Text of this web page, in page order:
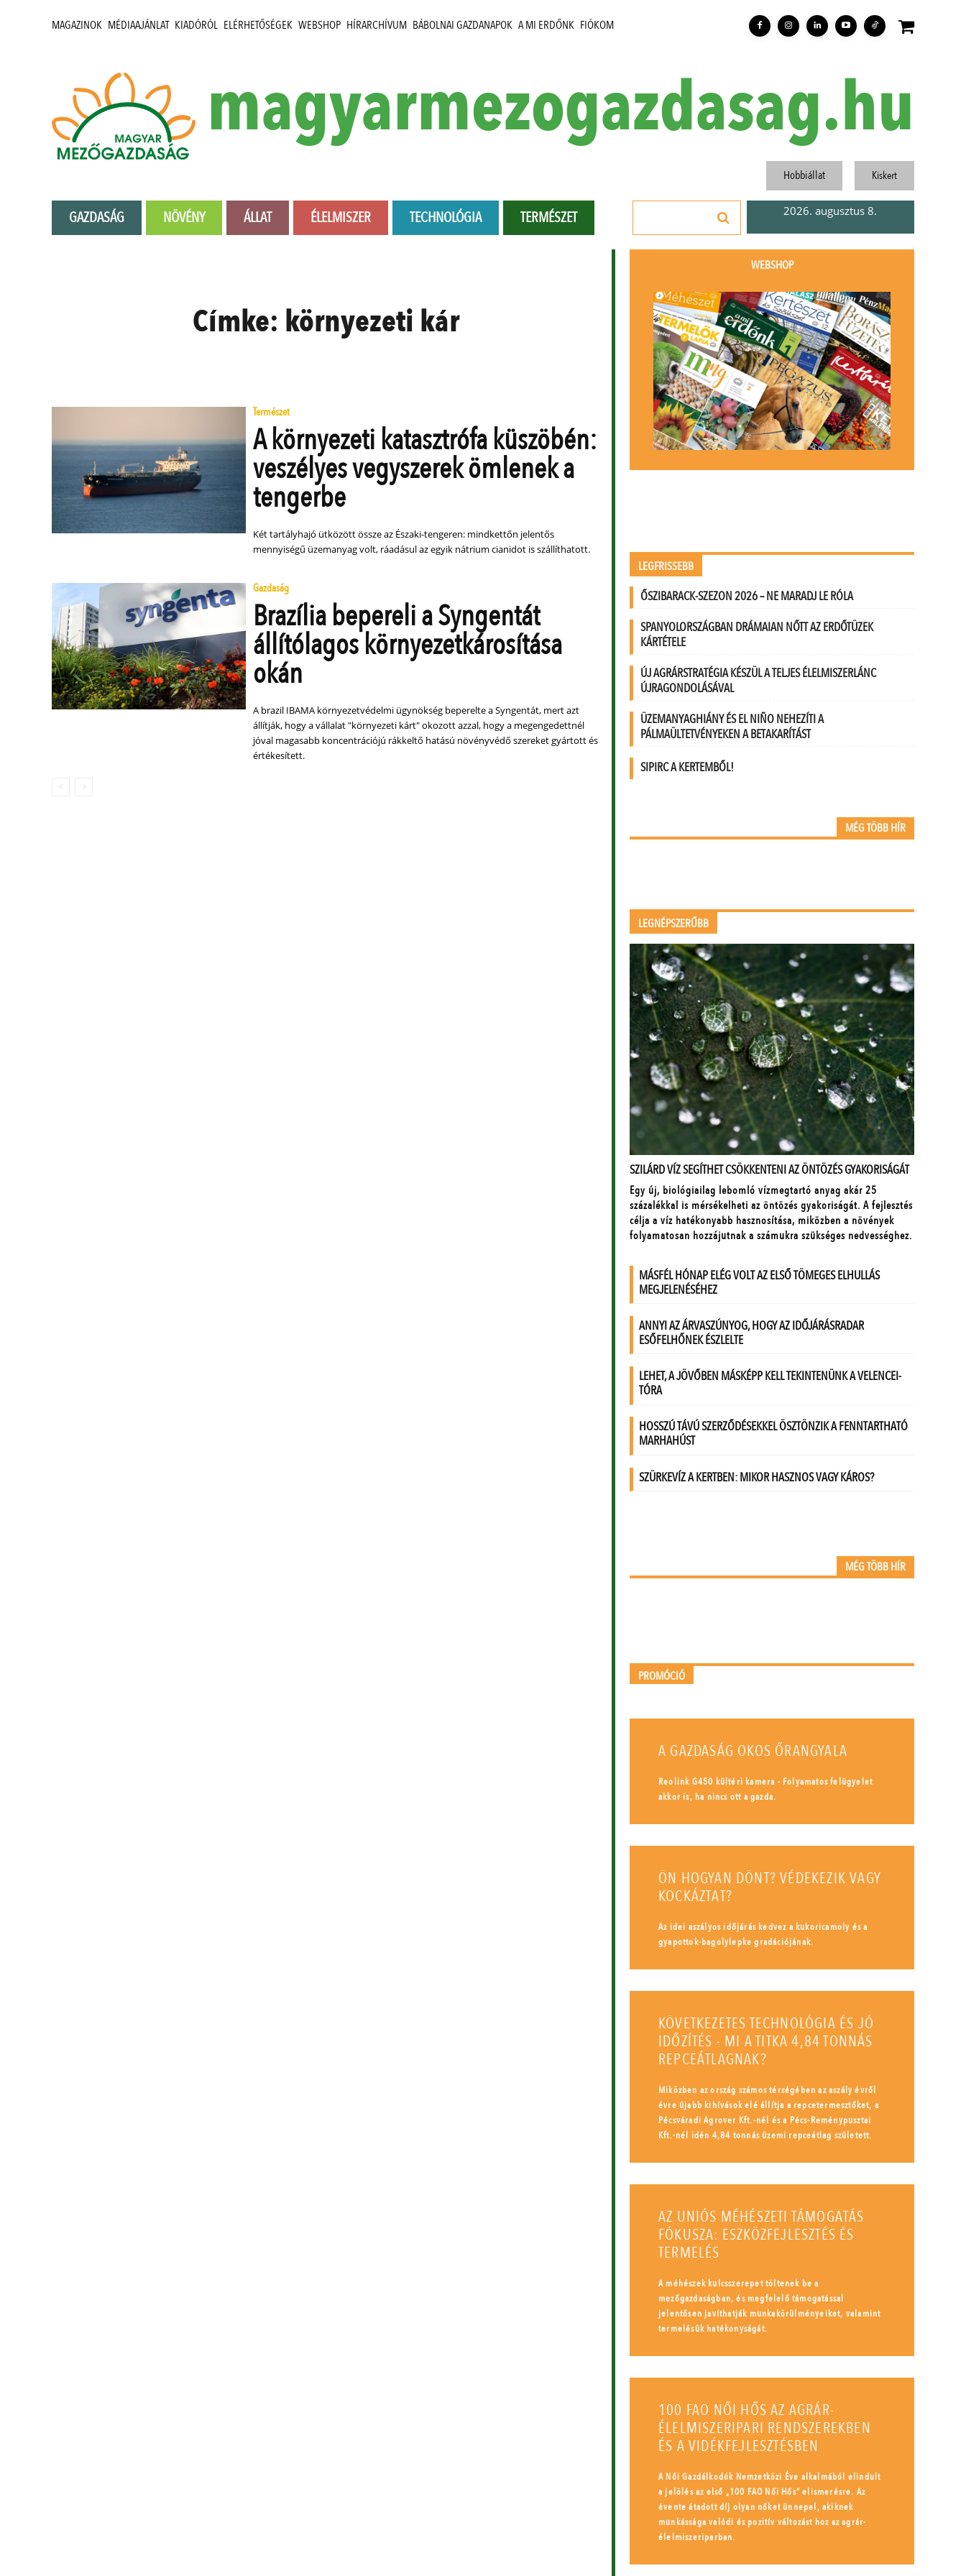
MAGAZINOK MÉDIAAJÁNLAT KIADÓRÓL ELÉRHETŐSÉGEK WEBSHOP HÍRARCHÍVUM BÁBOLNAI GAZDANAPOK A MI ERDŐNK FIÓKOM
magyarmezogazdasag.hu
GAZDASÁG NÖVÉNY ÁLLAT ÉLELMISZER TECHNOLÓGIA TERMÉSZET
Hobbiállat Kiskert
2026. augusztus 8.
Címke: környezeti kár
Természet
A környezeti katasztrófa küszöbén:
veszélyes vegyszerek ömlenek a
tengerbe
Két tartályhajó ütközött össze az Északi-tengeren: mindkettőn jelentős
mennyiségű üzemanyag volt, ráadásul az egyik nátrium cianidot is szállíthatott.
Gazdaság
Brazília bepereli a Syngentát
állítólagos környezetkárosítása
okán
A brazil IBAMA környezetvédelmi ügynökség beperelte a Syngentát, mert azt
állítják, hogy a vállalat "környezeti kárt" okozott azzal, hogy a megengedettnél
jóval magasabb koncentrációjú rákkeltő hatású növényvédő szereket gyártott és
értékesített.
WEBSHOP
LEGFRISSEBB
ŐSZIBARACK-SZEZON 2026 – NE MARADJ LE RÓLA
SPANYOLORSZÁGBAN DRÁMAIAN NŐTT AZ ERDŐTÜZEK
KÁRTÉTELE
ÚJ AGRÁRSTRATÉGIA KÉSZÜL A TELJES ÉLELMISZERLÁNC
ÚJRAGONDOLÁSÁVAL
ÜZEMANYAGHIÁNY ÉS EL NIÑO NEHEZÍTI A
PÁLMAÜLTETVÉNYEKEN A BETAKARÍTÁST
SIPIRC A KERTEMBŐL!
MÉG TÖBB HÍR
LEGNÉPSZERŰBB
MÉG TÖBB HÍR
PROMÓCIÓ
A GAZDASÁG OKOS ŐRANGYALA
Reolink G450 kültéri kamera - Folyamatos felügyelet
akkor is, ha nincs ott a gazda.
ÖN HOGYAN DÖNT? VÉDEKEZIK VAGY
KOCKÁZTAT?
Az idei aszályos időjárás kedvez a kukoricamoly és a
gyapottok-bagolylepke gradációjának.
KÖVETKEZETES TECHNOLÓGIA ÉS JÓ
IDŐZÍTÉS - MI A TITKA 4,84 TONNÁS
REPCEÁTLAGNAK?
Miközben az ország számos térségében az aszály évről
évre újabb kihívások elé állítja a repcetermesztőket, a
Pécsváradi Agrover Kft.-nél és a Pécs-Reménypusztai
Kft.-nél idén 4,84 tonnás üzemi repceátlag született.
AZ UNIÓS MÉHÉSZETI TÁMOGATÁS
FÓKUSZA: ESZKÖZFEJLESZTÉS ÉS
TERMELÉS
A méhészek kulcsszerepet töltenek be a
mezőgazdaságban, és megfelelő támogatással
jelentősen javíthatják munkakörülményeiket, valamint
termelésük hatékonyságát.
100 FAO NŐI HŐS AZ AGRÁR-
ÉLELMISZERIPARI RENDSZEREKBEN
ÉS A VIDÉKFEJLESZTÉSBEN
A Női Gazdálkodók Nemzetközi Éve alkalmából elindult
a jelölés az első „100 FAO Női Hős” elismerésre. Az
évente átadott díj olyan nőket ünnepel, akiknek
munkássága valódi és pozitív változást hoz az agrár-
élelmiszeriparban.